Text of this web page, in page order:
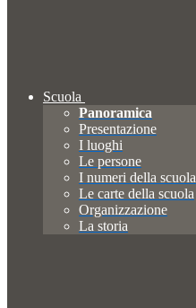
Scuola
Panoramica
Presentazione
I luoghi
Le persone
I numeri della scuola
Le carte della scuola
Organizzazione
La storia